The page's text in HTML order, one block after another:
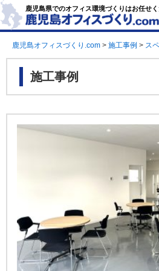
鹿児島県でのオフィス環境づくりはお任せ
鹿児島オフィスづくり.com > 施工事例 > ス
施工事例